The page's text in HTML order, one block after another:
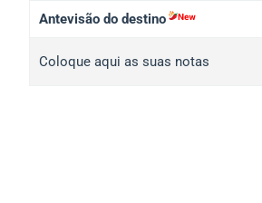
Antevisão do destino
Coloque aqui as suas notas